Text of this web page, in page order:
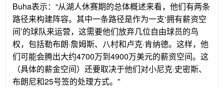
Buha表示：“从湖人休赛期的总体概述来看，他们有两条
路径来构建阵容。其中一条路径是作为一支‘拥有薪资空
间’的球队来运营，这需要他们放弃几位自由球员的鸟
权，包括勒布朗·詹姆斯、八村和卢克·肯纳德。这样，他
们可能会腾出大约4700万到4900万美元的薪资空间。这
（具体的薪金空间）还要取决于他们对小尼克·史密斯、
布朗尼和25号签的处理方式。”